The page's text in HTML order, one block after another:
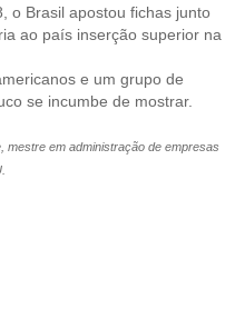
o Brasil apostou fichas junto
ao país inserção superior na
e um grupo de
se incumbe de mostrar.
mestre em administração de empresas